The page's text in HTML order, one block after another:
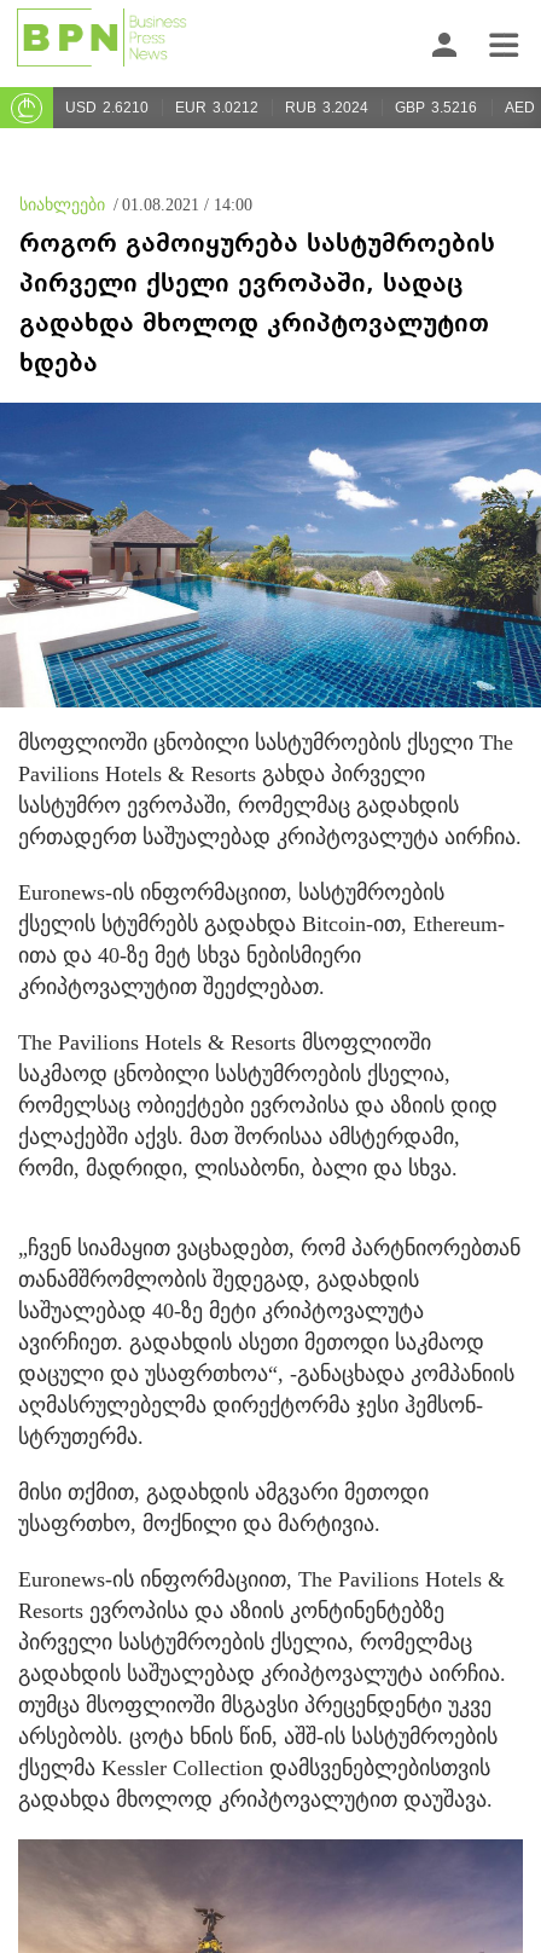
USD 2.6210 EUR 3.0212 RUB 3.2024 GBP 3.5216 AED
სიახლეები / 01.08.2021 / 14:00
როგორ გამოიყურება სასტუმროების
პირველი ქსელი ევროპაში, სადაც
გადახდა მხოლოდ კრიპტოვალუტით
ხდება
მსოფლიოში ცნობილი სასტუმროების ქსელი The
Pavilions Hotels & Resorts გახდა პირველი
სასტუმრო ევროპაში, რომელმაც გადახდის
ერთადერთ საშუალებად კრიპტოვალუტა აირჩია.
Euronews-ის ინფორმაციით, სასტუმროების
ქსელის სტუმრებს გადახდა Bitcoin-ით, Ethereum-
ითა და 40-ზე მეტ სხვა ნებისმიერი
კრიპტოვალუტით შეეძლებათ.
The Pavilions Hotels & Resorts მსოფლიოში
საკმაოდ ცნობილი სასტუმროების ქსელია,
რომელსაც ობიექტები ევროპისა და აზიის დიდ
ქალაქებში აქვს. მათ შორისაა ამსტერდამი,
რომი, მადრიდი, ლისაბონი, ბალი და სხვა.
„ჩვენ სიამაყით ვაცხადებთ, რომ პარტნიორებთან
თანამშრომლობის შედეგად, გადახდის
საშუალებად 40-ზე მეტი კრიპტოვალუტა
ავირჩიეთ. გადახდის ასეთი მეთოდი საკმაოდ
დაცული და უსაფრთხოა“, -განაცხადა კომპანიის
აღმასრულებელმა დირექტორმა ჯესი ჰემსონ-
სტრუთერმა.
მისი თქმით, გადახდის ამგვარი მეთოდი
უსაფრთხო, მოქნილი და მარტივია.
Euronews-ის ინფორმაციით, The Pavilions Hotels &
Resorts ევროპისა და აზიის კონტინენტებზე
პირველი სასტუმროების ქსელია, რომელმაც
გადახდის საშუალებად კრიპტოვალუტა აირჩია.
თუმცა მსოფლიოში მსგავსი პრეცენდენტი უკვე
არსებობს. ცოტა ხნის წინ, აშშ-ის სასტუმროების
ქსელმა Kessler Collection დამსვენებლებისთვის
გადახდა მხოლოდ კრიპტოვალუტით დაუშავა.